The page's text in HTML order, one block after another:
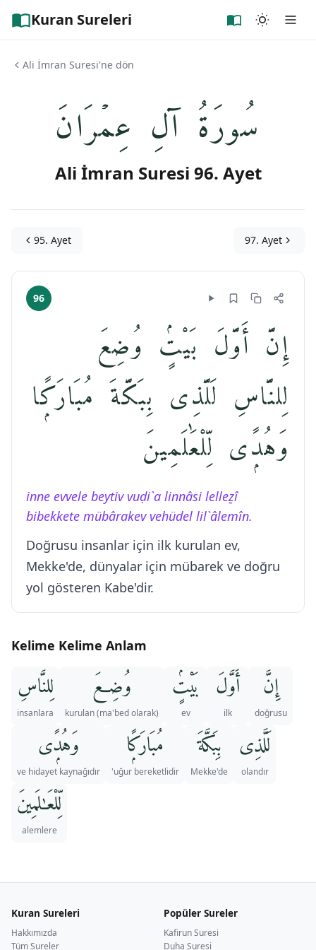
Kuran Sureleri
Ali İmran Suresi'ne dön
سُورَةُ آلِ عِمۡرَانَ
Ali İmran Suresi 96. Ayet
95. Ayet 97. Ayet
96
إِنَّ أَوَّلَ بَيْتٍۢ وُضِعَ
لِلنَّاسِ لَلَّذِى بِبَكَّةَ مُبَارَكًۭا
وَهُدًۭى لِّلْعَٰلَمِينَ
inne evvele beytiv vuḍi`a linnâsi lelleẕî
bibekkete mübârakev vehüdel lil`âlemîn.
Doğrusu insanlar için ilk kurulan ev,
Mekke'de, dünyalar için mübarek ve doğru
yol gösteren Kabe'dir.
Kelime Kelime Anlam
إِنَّ
doğrusu
أَوَّلَ
ilk
بَيْتٍۢ
ev
وُضِعَ
(ma'bed olarak) kurulan
لِلنَّاسِ
insanlara
لَلَّذِى
olandır
بِبَكَّةَ
Mekke'de
مُبَارَكًۭا
uğur bereketlidir'
وَهُدًۭى
ve hidayet kaynağıdır
لِّلْعَـٰلَمِينَ
alemlere
Kuran Sureleri
Hakkımızda
Tüm Sureler
Popüler Sureler
Kafirun Suresi
Duha Suresi